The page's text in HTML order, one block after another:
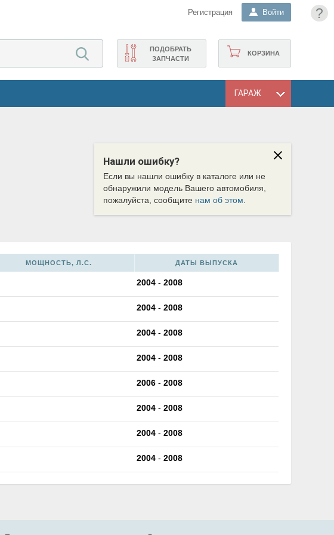
?
Регистрация Войти
КОРЗИНА
ПОДОБРАТЬ
ЗАПЧАСТИ
ГАРАЖ
Нашли ошибку?
Если вы нашли ошибку в каталоге или не
обнаружили модель Вашего автомобиля,
пожалуйста, сообщите нам об этом
МОЩНОСТЬ, Л.С. ДАТЫ ВЫПУСКА
2004 - 2008
2004 - 2008
2004 - 2008
2004 - 2008
2006 - 2008
2004 - 2008
2004 - 2008
2004 - 2008